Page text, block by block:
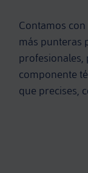
Contamos
más punteras
profesionales,
componente
que precises,